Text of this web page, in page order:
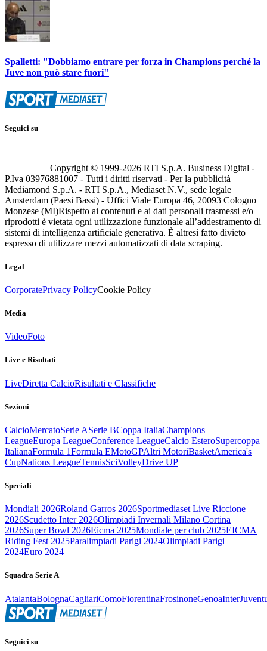
Spalletti: "Dobbiamo entrare per forza in Champions perché la
Juve non può stare fuori"
Seguici su
Copyright © 1999-2026 RTI S.p.A. Business Digital -
P.Iva 03976881007 - Tutti i diritti riservati - Per la pubblicità
Mediamond S.p.A. - RTI S.p.A., Mediaset N.V., sede legale
Amsterdam (Paesi Bassi) - Uffici Viale Europa 46, 20093 Cologno
Monzese (MI)Rispetto ai contenuti e ai dati personali trasmessi e/o
riprodotti è vietata ogni utilizzazione funzionale all’addestramento di
sistemi di intelligenza artificiale generativa. È altresì fatto divieto
espresso di utilizzare mezzi automatizzati di data scraping.
Legal
CorporatePrivacy PolicyCookie Policy
Media
VideoFoto
Live e Risultati
LiveDiretta CalcioRisultati e Classifiche
Sezioni
CalcioMercatoSerie ASerie BCoppa ItaliaChampions
LeagueEuropa LeagueConference LeagueCalcio EsteroSupercoppa
ItalianaFormula 1Formula EMotoGPAltri MotoriBasketAmerica's
CupNations LeagueTennisSciVolleyDrive UP
Speciali
Mondiali 2026Roland Garros 2026Sportmediaset Live Riccione
2026Scudetto Inter 2026Olimpiadi Invernali Milano Cortina
2026Super Bowl 2026Eicma 2025Mondiale per club 2025EICMA
Riding Fest 2025Paralimpiadi Parigi 2024Olimpiadi Parigi
2024Euro 2024
Squadra Serie A
AtalantaBolognaCagliariComoFiorentinaFrosinoneGenoaInter
Seguici su